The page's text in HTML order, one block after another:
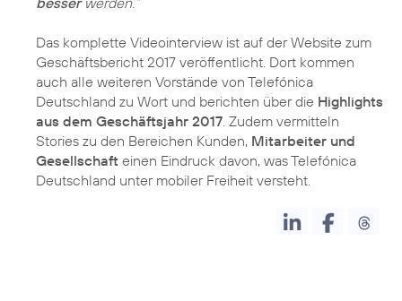
Das komplette Videointerview ist auf der Website zum
Geschäftsbericht 2017 veröffentlicht. Dort kommen
auch alle weiteren Vorstände von Telefónica
Deutschland zu Wort und berichten über die Highlights
aus dem Geschäftsjahr 2017. Zudem vermitteln
Stories zu den Bereichen Kunden, Mitarbeiter und
Gesellschaft einen Eindruck davon, was Telefónica
Deutschland unter mobiler Freiheit versteht.